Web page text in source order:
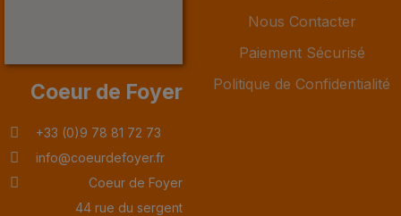
Coeur de Foyer
+33 (0)9 78 81 72 73
info@coeurdefoyer.fr
Coeur de Foyer
44 rue du sergent
Nous Contacter
Paiement Sécurisé
Politique de Confidentialité